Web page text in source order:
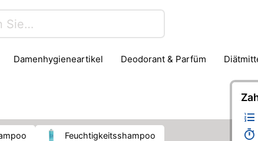
Damenhygieneartikel Deodorant & Parfüm
Hautpflege
Feuchtigkeitsshampoo